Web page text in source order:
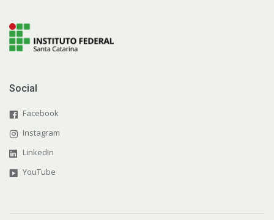
Social
Facebook
Instagram
LinkedIn
YouTube